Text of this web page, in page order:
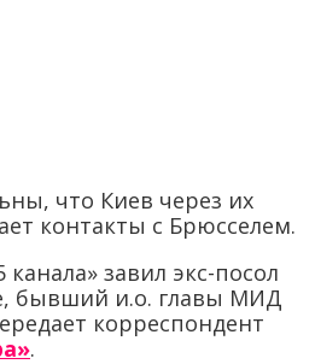
что Киев через их
контакты с Брюсселем.
завил экс-посол
бывший и.о. главы МИД
корреспондент
.